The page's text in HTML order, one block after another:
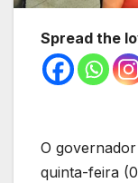
Spread the
O
quinta-feira